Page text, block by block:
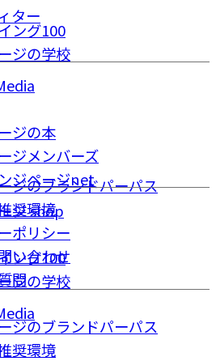
ター
ング100
ジの学校
ジの本
ジメンバーズ
ジページnet
ジ shop
ング100
ジの学校
ジのブランドパーパス
奨環境
ポリシー
い合わせ
問
ジのブランドパーパス
奨環境